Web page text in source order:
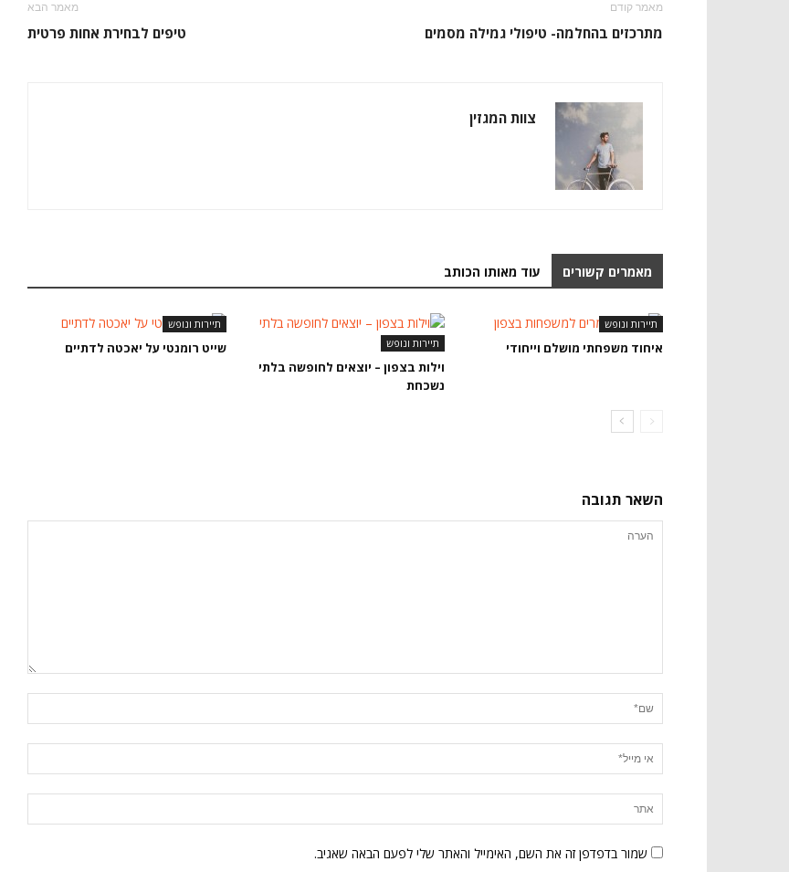
מאמר קודם
מתרכזים בהחלמה- טיפולי גמילה מסמים
מאמר הבא
טיפים לבחירת אחות פרטית
צוות המגזין
מאמרים קשורים עוד מאותו הכותב
תיירות ונופש
איחוד משפחתי מושלם וייחודי תיירות ונופש
וילות בצפון – יוצאים לחופשה בלתי
נשכחת
תיירות ונופש
שייט רומנטי על יאכטה לדתיים
השאר תגובה
שמור בדפדפן זה את השם, האימייל והאתר שלי לפעם הבאה שאגיב.